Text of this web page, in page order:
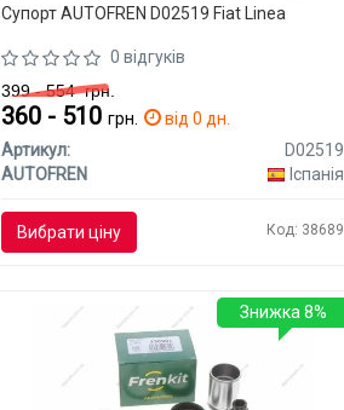
Супорт AUTOFREN D02519 Fiat Linea
0 відгуків
399 - 554грн.
360 - 510 грн.
від 0 дн.
Артикул:
D02519
AUTOFREN
Іспанія
Вибрати ціну Код: 38689
Знижка 8%